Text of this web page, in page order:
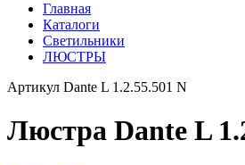
Главная
Каталоги
Светильники
ЛЮСТРЫ
Артикул Dante L 1.2.55.501 N
Люстра Dante L